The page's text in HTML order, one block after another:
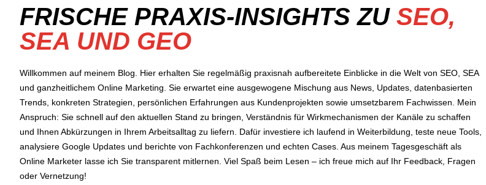
FRISCHE PRAXIS-INSIGHTS ZU SEO,
SEA UND GEO
Willkommen auf meinem Blog. Hier erhalten Sie regelmäßig praxisnah aufbereitete Einblicke in die Welt von SEO, SEA
und ganzheitlichem Online Marketing. Sie erwartet eine ausgewogene Mischung aus News, Updates, datenbasierten
Trends, konkreten Strategien, persönlichen Erfahrungen aus Kundenprojekten sowie umsetzbarem Fachwissen. Mein
Anspruch: Sie schnell auf den aktuellen Stand zu bringen, Verständnis für Wirkmechanismen der Kanäle zu schaffen
und Ihnen Abkürzungen in Ihrem Arbeitsalltag zu liefern. Dafür investiere ich laufend in Weiterbildung, teste neue Tools,
analysiere Google Updates und berichte von Fachkonferenzen und echten Cases. Aus meinem Tagesgeschäft als
Online Marketer lasse ich Sie transparent mitlernen. Viel Spaß beim Lesen – ich freue mich auf Ihr Feedback, Fragen
oder Vernetzung!